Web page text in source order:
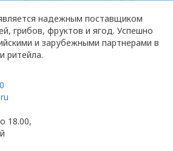
надежным поставщиком
грибов, фруктов и ягод. Успешно
и зарубежными партнерами в
ритейла.
18.00,